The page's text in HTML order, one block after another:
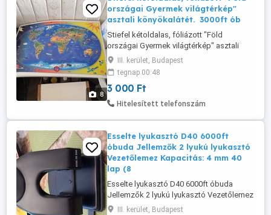
8
országai Gyermek világtérkép"
asztali könyökalátét. 3000ft ób
Stiefel kétoldalas, fóliázott "Föld
országai Gyermek világtérkép" asztali
könyökalátét. 3000ft óbuda 36 50 104
8272 36 20 9491288 személyesen óbudán
lakcimemen Kétoldalas íróasztali alátét
(könyöklő). Védi az asztalt a
karcolásoktól és írófelületet biztosít. Az
III. kerület, Budapest
tegnap 00:48
3 000 Ft
Hitelesített telefonszám
Esselte lyukasztó D40 6000ft
óbuda Jellemzők 2 lyukú lyukasztó
Vezetőlemez Kapacitás: 4 mm 40
lap (8
Esselte lyukasztó D40 6000ft óbuda
Jellemzők 2 lyukú lyukasztó Vezetőlemez
Kapacitás: 4 mm 40 lap (80 g m papír)
III. kerület, Budapest